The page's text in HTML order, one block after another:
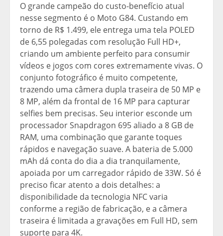
O grande campeão do custo-benefício atual
nesse segmento é o Moto G84. Custando em
torno de R$ 1.499, ele entrega uma tela POLED
de 6,55 polegadas com resolução Full HD+,
criando um ambiente perfeito para consumir
vídeos e jogos com cores extremamente vivas. O
conjunto fotográfico é muito competente,
trazendo uma câmera dupla traseira de 50 MP e
8 MP, além da frontal de 16 MP para capturar
selfies bem precisas. Seu interior esconde um
processador Snapdragon 695 aliado a 8 GB de
RAM, uma combinação que garante toques
rápidos e navegação suave. A bateria de 5.000
mAh dá conta do dia a dia tranquilamente,
apoiada por um carregador rápido de 33W. Só é
preciso ficar atento a dois detalhes: a
disponibilidade da tecnologia NFC varia
conforme a região de fabricação, e a câmera
traseira é limitada a gravações em Full HD, sem
suporte para 4K.